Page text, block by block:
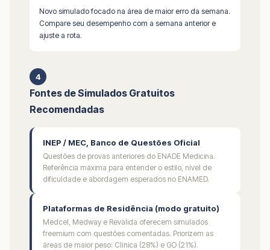
Novo simulado focado na área de maior erro da semana.
Compare seu desempenho com a semana anterior e
ajuste a rota.
4
Fontes de Simulados Gratuitos
Recomendadas
INEP / MEC, Banco de Questões Oficial
Questões de provas anteriores do ENADE Medicina.
Referência máxima para entender o estilo, nível de
dificuldade e abordagem esperados no ENAMED.
Plataformas de Residência (modo gratuito)
Medcel, Medway e Revalida oferecem simulados
freemium com questões comentadas. Priorizem as
áreas de maior peso: Clínica (28%) e GO (21%).